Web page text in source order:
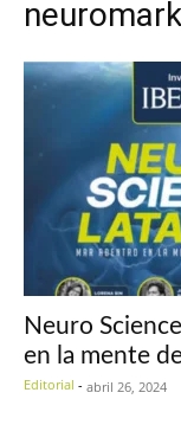
Neuro
en la mente
Editorial - abril 26, 2024